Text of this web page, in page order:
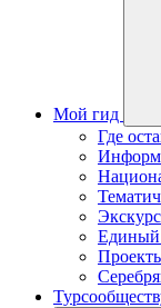
Мой гид
Где
Единый